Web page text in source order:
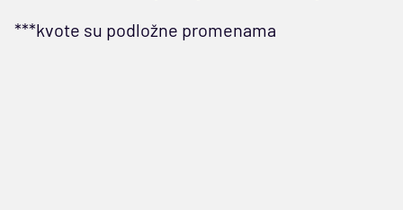
***kvote su podložne promenama